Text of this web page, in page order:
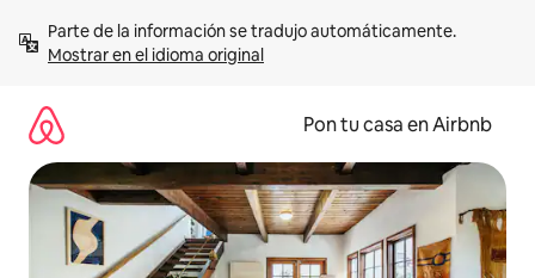
contenidoMostrar en el idioma original
Pon tu casa en Airbnb